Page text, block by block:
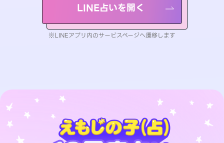
LINE占いを開く
※LINEアプリ内のサービスページへ遷移します